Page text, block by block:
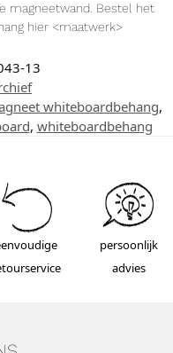
magneetwand. Bestel het
hier <maatwerk>
13
whiteboardbehang,
, whiteboardbehang
persoonlijk
advies